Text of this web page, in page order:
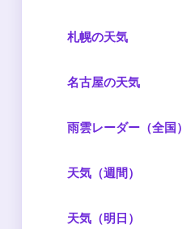
札幌の天気
名古屋の天気
雨雲レーダー（全国）
天気（週間）
天気（明日）